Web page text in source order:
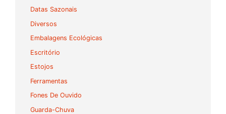
Datas Sazonais
Diversos
Embalagens Ecológicas
Escritório
Estojos
Ferramentas
Fones De Ouvido
Guarda-Chuva